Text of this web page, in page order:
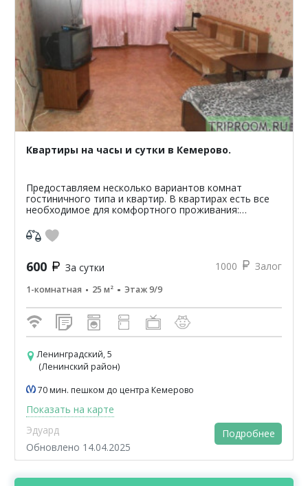
Квартиры на часы и сутки в Кемерово.
Предоставляем несколько вариантов комнат
гостиничного типа и квартир. В квартирах есть все
необходимое для комфортного проживания:
машина, телевизор, дв...
600 За сутки 1000 Залог
1-комнатная 25 м² Этаж 9/9
Ленинградский, 5
(Ленинский район)
70 мин. пешком до центра Кемерово
Показать на карте
Эдуард
Обновлено 14.04.2025
Подробнее